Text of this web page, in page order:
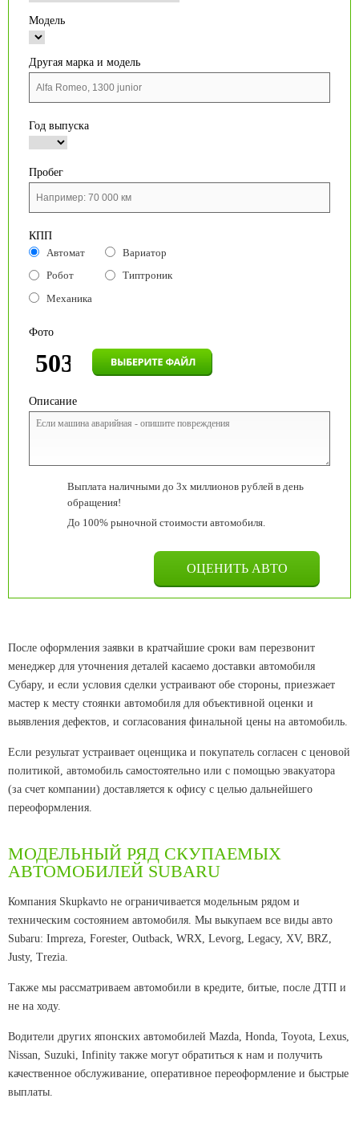
Модель
Другая марка и модель
Год выпуска
Пробег
КПП
Автомат
Вариатор
Робот
Типтроник
Механика
Фото
Описание
Выплата наличными до 3х миллионов рублей в день
обращения!
До 100% рыночной стоимости автомобиля.
После оформления заявки в кратчайшие сроки вам перезвонит
менеджер для уточнения деталей касаемо доставки автомобиля
Субару, и если условия сделки устраивают обе стороны, приезжает
мастер к месту стоянки автомобиля для объективной оценки и
выявления дефектов, и согласования финальной цены на автомобиль.
Если результат устраивает оценщика и покупатель согласен с ценовой
политикой, автомобиль самостоятельно или с помощью эвакуатора
(за счет компании) доставляется к офису с целью дальнейшего
переоформления.
МОДЕЛЬНЫЙ РЯД СКУПАЕМЫХ
АВТОМОБИЛЕЙ SUBARU
Компания Skupkavto не ограничивается модельным рядом и
техническим состоянием автомобиля. Мы выкупаем все виды авто
Subaru: Impreza, Forester, Outback, WRX, Levorg, Legacy, XV, BRZ,
Justy, Trezia.
Также мы рассматриваем автомобили в кредите, битые, после ДТП и
не на ходу.
Водители других японских автомобилей Mazda, Honda, Toyota, Lexus,
Nissan, Suzuki, Infinity также могут обратиться к нам и получить
качественное обслуживание, оперативное переоформление и быстрые
выплаты.